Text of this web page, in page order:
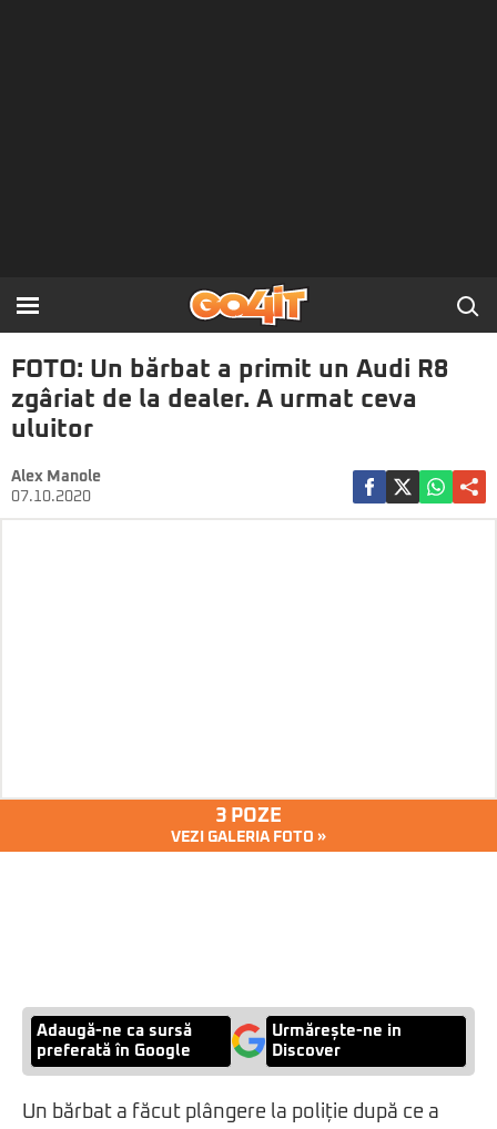
FOTO: Un bărbat a primit un Audi R8
zgâriat de la dealer. A urmat ceva
uluitor
Alex Manole
07.10.2020
3 POZE
VEZI GALERIA FOTO »
Adaugă-ne ca sursă
preferată în Google
Urmărește-ne in
Discover
Un bărbat a făcut plângere la poliție după ce a